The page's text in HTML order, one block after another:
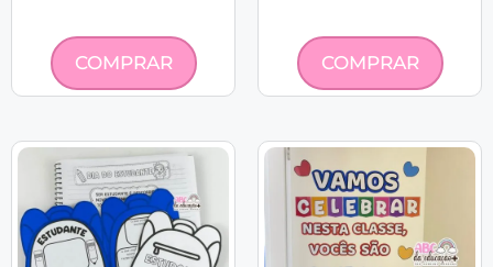
COMPRAR COMPRAR